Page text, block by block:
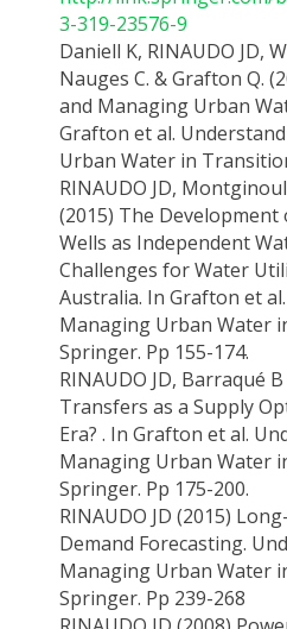
3-319-23576-9
Daniell K, RINAUDO JD,
Nauges C. & Grafton Q.
and Managing Urban
Grafton et al.
Urban Water in
RINAUDO JD,
(2015) The
Wells as Independent
Challenges for Water
Australia. In Grafton et
Managing Urban Water
Springer. Pp 155-174.
RINAUDO JD, Barraqué
Transfers as a Supply
Era? . In Grafton et al.
Managing Urban Water
Springer. Pp 175-200.
RINAUDO JD (2015)
Demand Forecasting.
Managing Urban Water
Springer. Pp 239-268